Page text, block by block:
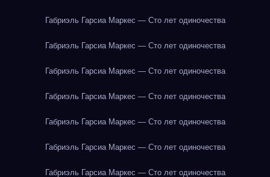
Габриэль Гарсиа Маркес — Сто лет одиночества
Габриэль Гарсиа Маркес — Сто лет одиночества
Габриэль Гарсиа Маркес — Сто лет одиночества
Габриэль Гарсиа Маркес — Сто лет одиночества
Габриэль Гарсиа Маркес — Сто лет одиночества
Габриэль Гарсиа Маркес — Сто лет одиночества
Габриэль Гарсиа Маркес — Сто лет одиночества